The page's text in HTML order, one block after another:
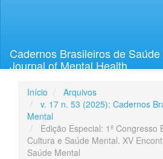
Lateral
Cadernos Brasileiros de
Journal of Mental Health
Início
Arquivos
v. 17 n. 53 (2025): Cadernos
Mental
Edição Especial: 1º Congresso
Cultura e Saúde Mental. XV
Saúde Mental